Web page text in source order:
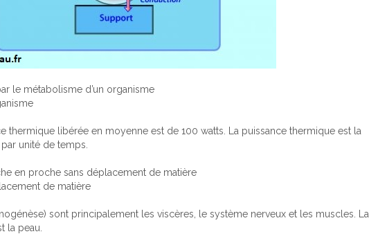
le métabolisme d’un organisme
thermique libérée en moyenne est de 100 watts. La puissance thermique est la
unité de temps.
en proche sans déplacement de matière
de matière
sont principalement les viscères, le système nerveux et les muscles. La
la peau.